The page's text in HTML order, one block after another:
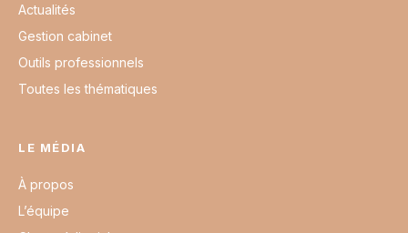
Actualités
Gestion cabinet
Outils professionnels
Toutes les thématiques
LE MÉDIA
À propos
L’équipe